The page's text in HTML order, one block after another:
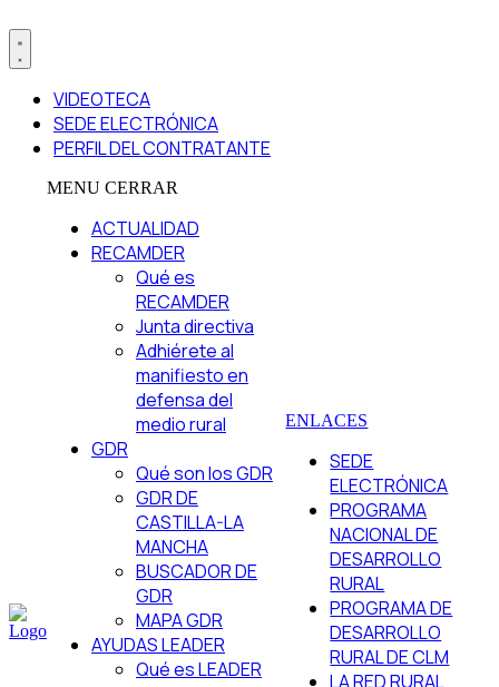
VIDEOTECA
SEDE ELECTRÓNICA
PERFIL DEL CONTRATANTE
MENU CERRAR
ACTUALIDAD
RECAMDER
Qué es
RECAMDER
Junta directiva
Adhiérete al
manifiesto en
defensa del
medio rural
GDR
Qué son los GDR
GDR DE
CASTILLA-LA
MANCHA
BUSCADOR DE
GDR
MAPA GDR
AYUDAS LEADER
Qué es LEADER
ENLACES
SEDE
ELECTRÓNICA
PROGRAMA
NACIONAL DE
DESARROLLO
RURAL
PROGRAMA DE
DESARROLLO
RURAL DE CLM
LA RED RURAL